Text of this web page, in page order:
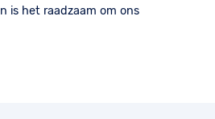
is het raadzaam om ons